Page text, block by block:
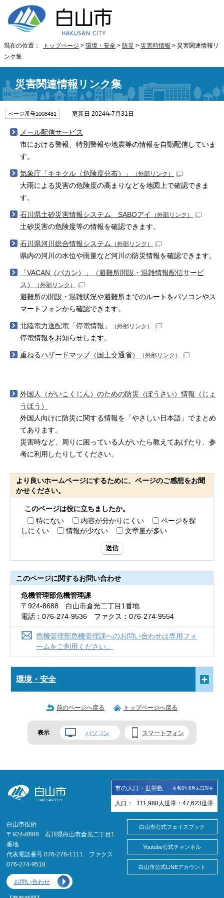
現在の位置： トップページ > 環境・安全 > 防災 > 災害時情報 > 災害関連情報リ
ンク集
災害関連情報リンク集
ページ番号1008481 更新日 2024年7月31日
メール配信サービス
市における警報、特別警報や地震等の情報を自動配信していま
す。
気象庁「キキクル（危険度分布）」 （外部リンク）
大雨による災害の危険度の高まりなどを地図上で確認できま
す。
石川県土砂災害情報システム SABOアイ （外部リンク）
土砂災害の危険度等の情報を確認できます。
石川県河川総合情報システム （外部リンク）
県内の河川の水位や雨量など河川の防災情報を確認できます。
「VACAN（バカン）」（避難所開設・混雑情報配信サービ
ス）
（外部リンク）
避難所の開設・混雑状況や避難所までのルートをパソコンやス
マートフォンから確認できます。
北陸電力送配電「停電情報」 （外部リンク）
停電情報をお知らせします。
重ねるハザードマップ（国土交通省） （外部リンク）
外国人（がいこくじん）のための防災（ぼうさい）情報（じょ
うほう）
外国人向けに防災に関する情報を「やさしい日本語」でまとめ
てあります。
災害時など、周りに困っている人がいたら教えてあげたり、参
考に利用したりしてください。
より良いホームページにするために、ページのご感想をお聞
かせください。
このページは役に立ちましたか。
特にない
内容が分かりにくい
ページを探
しにくい
情報が少ない 文章量が多い
送信
このページに関するお問い合わせ
危機管理部危機管理課
〒924-8688 白山市倉光二丁目1番地
電話：076-274-9536 ファクス：076-274-9554
危機管理部危機管理課へのお問い合わせは専用フォ
ームをご利用ください。
環境・安全
前のページへ戻る トップページへ戻る
表示 パソコン スマートフォン
市の人口・世帯数 令和8年6月末日現在
人口： 111,988 人 世帯： 47,623世帯
白山市役所
〒924-8688 石川県白山市倉光二丁目1
番地
代表電話番号 076-276-1111 ファクス
076-274-9518
お問い合わせ
白山市公式フェイスブック
Youtube公式チャンネル
白山市公式LINEアカウント